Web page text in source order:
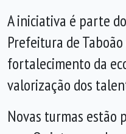
A iniciativa é parte
Prefeitura de
fortalecimento da
valorização dos
Novas turmas estão